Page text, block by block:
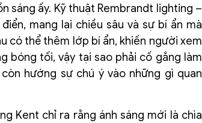
sáng ấy. Kỹ thuật Rembrandt lighting –
mang lại chiều sâu và sự bí ẩn mà
có thể thêm lớp bí ẩn, khiến người xem
bóng tối, vậy tại sao phải cố gắng làm
hướng sự chú ý vào những gì quan
Kent chỉ ra rằng ánh sáng mới là chìa